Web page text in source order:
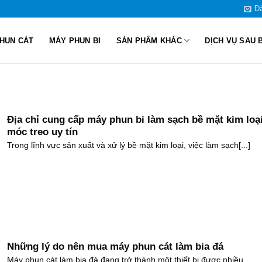
CÁT MÁY PHUN BI SẢN PHẨM KHÁC DỊCH VỤ SAU
Địa chỉ cung cấp máy phun bi làm sạch bề mặt kim
móc treo uy tín
Trong lĩnh vực sản xuất và xử lý bề mặt kim loại, việc làm sạch[...]
Những lý do nên mua máy phun cát làm bia đá
Máy phun cát làm bia đá đang trở thành một thiết bị được nhiều